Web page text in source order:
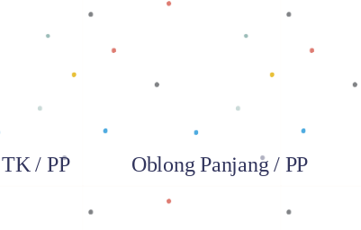
/ PP
Baca selengkapnya
Oblong Panjang / PP